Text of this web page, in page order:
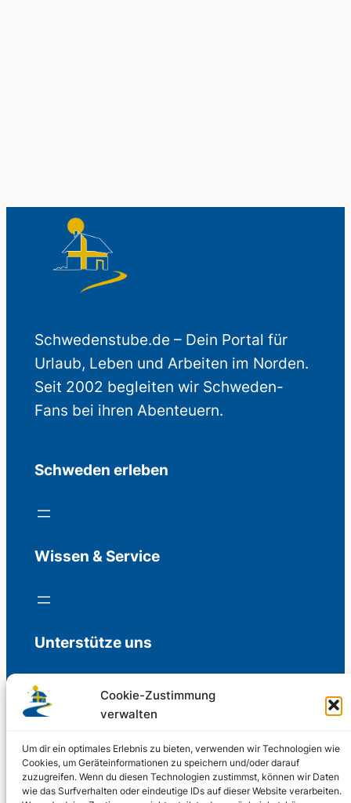
Cookie-Zustimmung
verwalten
Um dir ein optimales Erlebnis zu bieten, verwenden wir Technologien wie
Cookies, um Geräteinformationen zu speichern und/oder darauf
zuzugreifen. Wenn du diesen Technologien zustimmst, können wir Daten
wie das Surfverhalten oder eindeutige IDs auf dieser Website verarbeiten.
Schwedenstube.de – Dein Portal für
Urlaub, Leben und Arbeiten im Norden.
Seit 2002 begleiten wir Schweden-
Fans bei ihren Abenteuern.
Schweden erleben
Wissen & Service
Unterstütze uns
Freiwillige Spenden für die Aufrechterhaltung
Support us